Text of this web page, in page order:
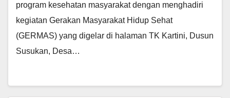
program kesehatan masyarakat dengan menghadiri
kegiatan Gerakan Masyarakat Hidup Sehat
(GERMAS) yang digelar di halaman TK Kartini, Dusun
Susukan, Desa…